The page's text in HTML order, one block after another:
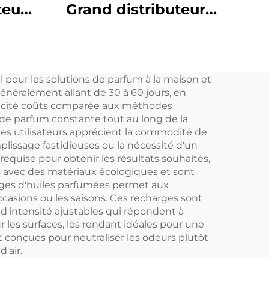
de
de
Grand distributeur
Machine de diffuseur
de désodorisant
d'huile CVC
électrique
les solutions de parfum à la maison et
allant de 30 à 60 jours, en
coûts comparée aux méthodes
parfum constante tout au long de la
utilisateurs apprécient la commodité de
fastidieuses ou la nécessité d'un
pour obtenir les résultats souhaités,
des matériaux écologiques et sont
d'huiles parfumées permet aux
ou les saisons. Ces recharges sont
ajustables qui répondent à
les surfaces, les rendant idéales pour une
pour neutraliser les odeurs plutôt